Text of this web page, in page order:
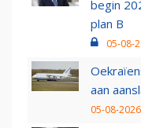
begin
plan B
05-08-
aan
05-08-